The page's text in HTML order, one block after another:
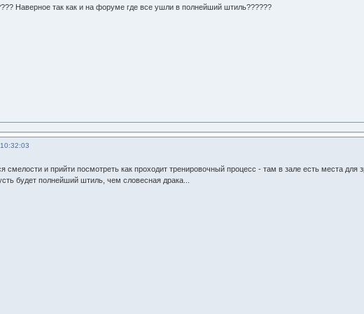
Наверное так как и на форуме где все ушли в полнейший штиль??????
смелости и прийти посмотреть как проходит тренировочный процесс - там в зале есть места для
будет полнейший штиль, чем словесная драка...